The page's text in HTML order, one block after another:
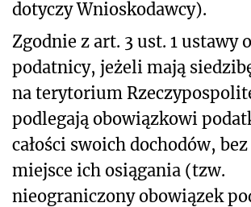
dotyczy Wnioskodawcy).
Zgodnie z art. 3 ust. 1 ustawy
podatnicy, jeżeli mają
na terytorium
podlegają obowiązkowi
całości swoich dochodów,
miejsce ich osiągania (tzw.
nieograniczony obowiązek